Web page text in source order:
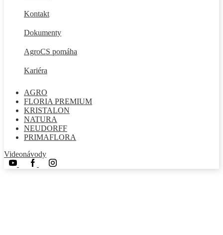
Kontakt
Dokumenty
AgroCS pomáha
Kariéra
AGRO
FLORIA PREMIUM
KRISTALON
NATURA
NEUDORFF
PRIMAFLORA
Videonávody
YoutubeFacebookInstagram